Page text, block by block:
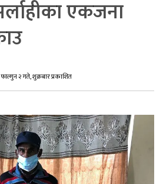
एकजना
२ गते, शुक्रबार प्रकाशित